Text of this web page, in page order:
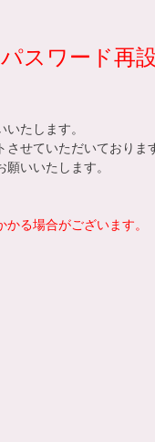
スワード再
たします。
せていただいておりま
願いいたします。
る場合がございます。